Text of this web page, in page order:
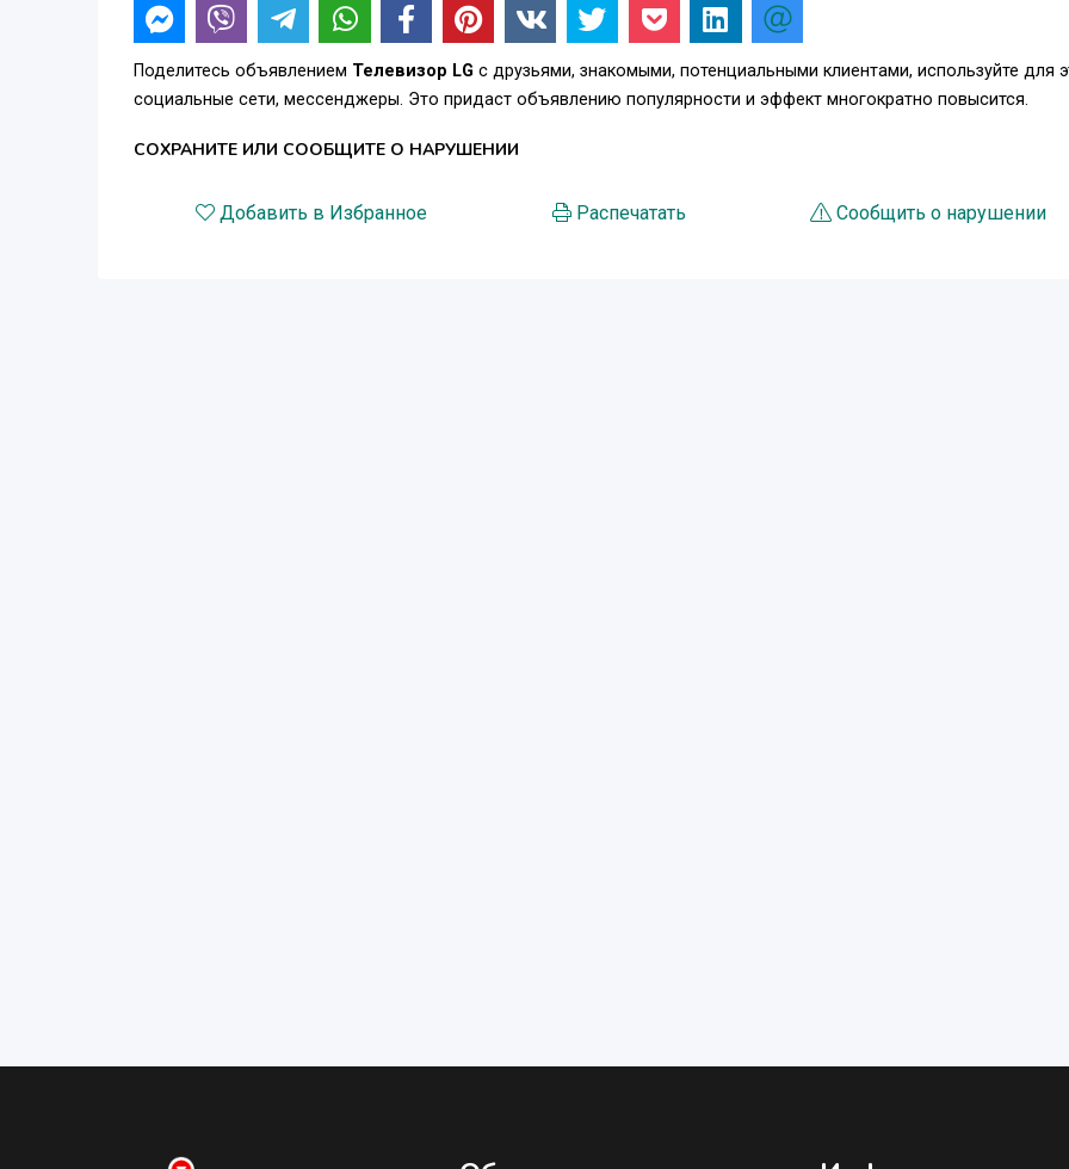
Поделитесь объявлением Телевизор LG с друзьями, знакомыми, потенциальными клиентами, используйте для
социальные сети, мессенджеры. Это придаст объявлению популярности и эффект многократно повысится.
СОХРАНИТЕ ИЛИ СООБЩИТЕ О НАРУШЕНИИ
Добавить в Избранное Распечатать Сообщить о нарушении